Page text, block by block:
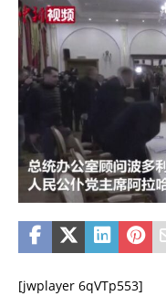
[jwplayer 6qVTp553]